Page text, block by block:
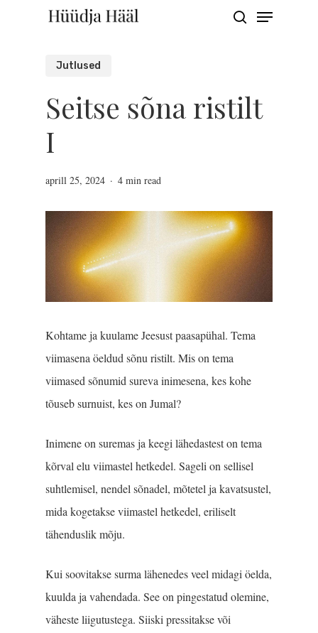
Menu
Jutlused
Seitse sõna ristilt
I
aprill 25, 2024 4 min read
Kohtame ja kuulame Jeesust paasapühal. Tema
viimasena öeldud sõnu ristilt. Mis on tema
viimased sõnumid sureva inimesena, kes kohe
tõuseb surnuist, kes on Jumal?
Inimene on suremas ja keegi lähedastest on tema
kõrval elu viimastel hetkedel. Sageli on sellisel
suhtlemisel, nendel sõnadel, mõtetel ja kavatsustel,
mida kogetakse viimastel hetkedel, eriliselt
tähenduslik mõju.
Kui soovitakse surma lähenedes veel midagi öelda,
kuulda ja vahendada. See on pingestatud olemine,
väheste liigutustega. Siiski pressi­takse või